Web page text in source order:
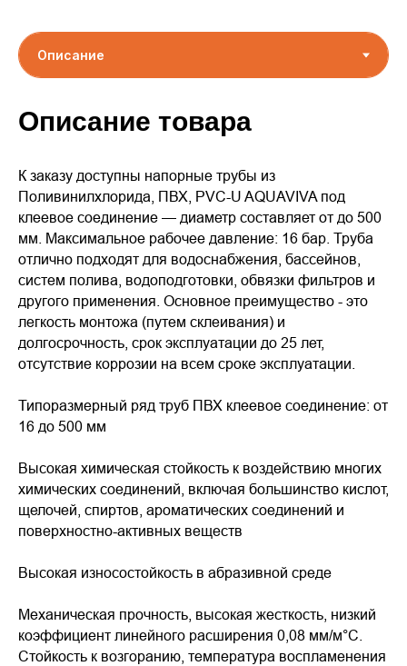
Описание товара
К заказу доступны напорные трубы из
Поливинилхлорида, ПВХ, PVC-U AQUAVIVA под
клеевое соединение — диаметр составляет от до 500
мм. Максимальное рабочее давление: 16 бар. Труба
отлично подходят для водоснабжения, бассейнов,
систем полива, водоподготовки, обвязки фильтров и
другого применения. Основное преимущество - это
легкость монтожа (путем склеивания) и
долгосрочность, срок эксплуатации до 25 лет,
отсутствие коррозии на всем сроке эксплуатации.
Типоразмерный ряд труб ПВХ клеевое соединение: от
16 до 500 мм
Высокая химическая стойкость к воздействию многих
химических соединений, включая большинство кислот,
щелочей, спиртов, ароматических соединений и
поверхностно-активных веществ
Высокая износостойкость в абразивной среде
Механическая прочность, высокая жесткость, низкий
коэффициент линейного расширения 0,08 мм/м°C.
Стойкость к возгоранию, температура воспламенения